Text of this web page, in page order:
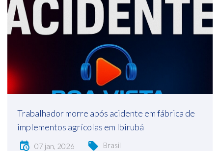
Trabalhador morre após acidente em fábrica de
implementos agrícolas em Ibirubá
07 jan, 2026 Brasil